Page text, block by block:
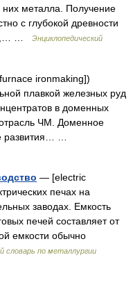
металла. Получение
с глубокой древности
…
Энциклопедический
ironmaking])
плавкой железных руд
в доменных
ЧМ. Доменное
развития… …
— [electric
печах на
заводах. Емкость
печей составляет от
емкости обычно
словарь по металлургии